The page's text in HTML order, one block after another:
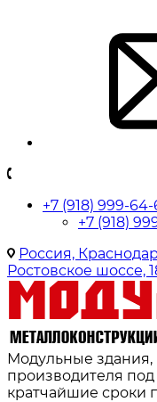
+7 (918) 999-
+7 (918)
Россия,
Ростовское шоссе,
Модульные здания,
производителя
кратчайшие сроки